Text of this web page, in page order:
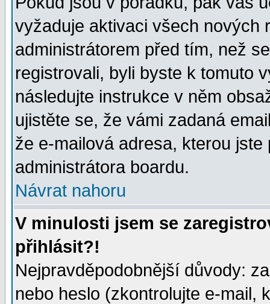
vyžaduje aktivaci všech nových
administrátorem před tím, než
registrovali, byli byste k tomuto
následujte instrukce v něm
ujistěte se, že vámi zadaná
že e-mailová adresa, kterou
administrátora boardu.
Návrat nahoru
V minulosti jsem se
přihlásit?!
Nejpravděpodobnější důvody:
nebo heslo (zkontrolujte e-mail,